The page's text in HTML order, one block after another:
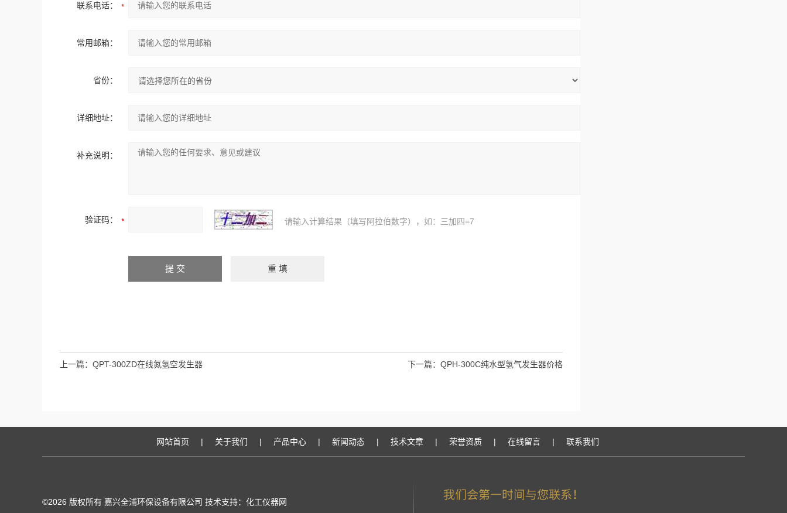
联系电话：
常用邮箱：
省份：
详细地址：
补充说明：
验证码： 请输入计算结果（填写阿拉伯数字），如：三加四=7
上一篇： QPT-300ZD在线氮氢空发生器 下一篇： QPH-300C纯水型氢气发生器价格
网站首页 | 关于我们 | 产品中心 | 新闻动态 | 技术文章 | 荣誉资质 | 在线留言 | 联系我们
©2026 版权所有 嘉兴全浦环保设备有限公司 技术支持： 化工仪器网